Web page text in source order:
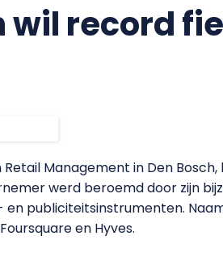
record
Management in Den
werd beroemd door zijn
publiciteitsinstrumenten.
en Hyves.